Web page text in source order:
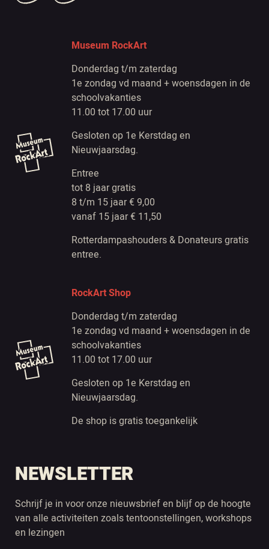
Museum RockArt
Donderdag t/m zaterdag
1e zondag vd maand + woensdagen in de
schoolvakanties
11.00 tot 17.00 uur
Gesloten op 1e Kerstdag en
Nieuwjaarsdag.
Entree
tot 8 jaar gratis
8 t/m 15 jaar € 9,00
vanaf 15 jaar € 11,50
Rotterdampashouders & Donateurs gratis
entree.
RockArt Shop
Donderdag t/m zaterdag
1e zondag vd maand + woensdagen in de
schoolvakanties
11.00 tot 17.00 uur
Gesloten op 1e Kerstdag en
Nieuwjaarsdag.
De shop is gratis toegankelijk
NEWSLETTER
Schrijf je in voor onze nieuwsbrief en blijf op de hoogte
van alle activiteiten zoals tentoonstellingen, workshops
en lezingen